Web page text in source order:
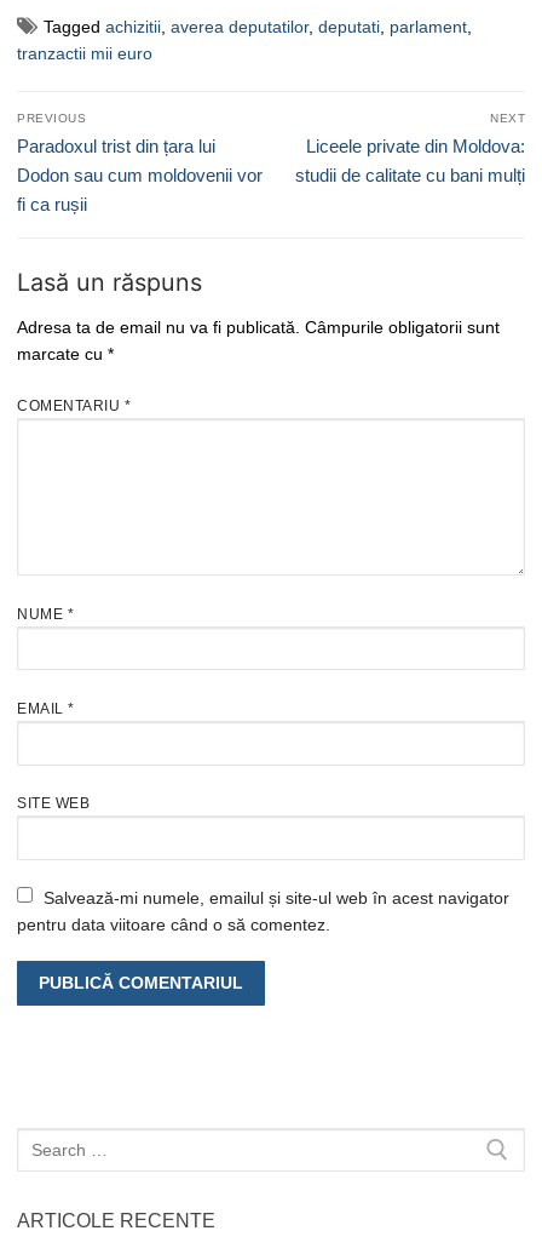
Tagged achizitii averea deputatilor, deputati parlament
tranzactii mii euro
Navigare
în
articole
PREVIOUS
Previous
post:
Paradoxul trist din țara lui
Dodon sau cum moldovenii vor
fi ca rușii
NEXT
Next
post:
Liceele private din Moldova:
studii de calitate cu bani mulți
Lasă un răspuns
Adresa ta de email nu va fi publicată. Câmpurile obligatorii sunt
marcate cu *
COMENTARIU *
NUME *
EMAIL *
SITE WEB
Salvează-mi numele, emailul și site-ul web în acest navigator
pentru data viitoare când o să comentez.
Caută
după:
ARTICOLE RECENTE